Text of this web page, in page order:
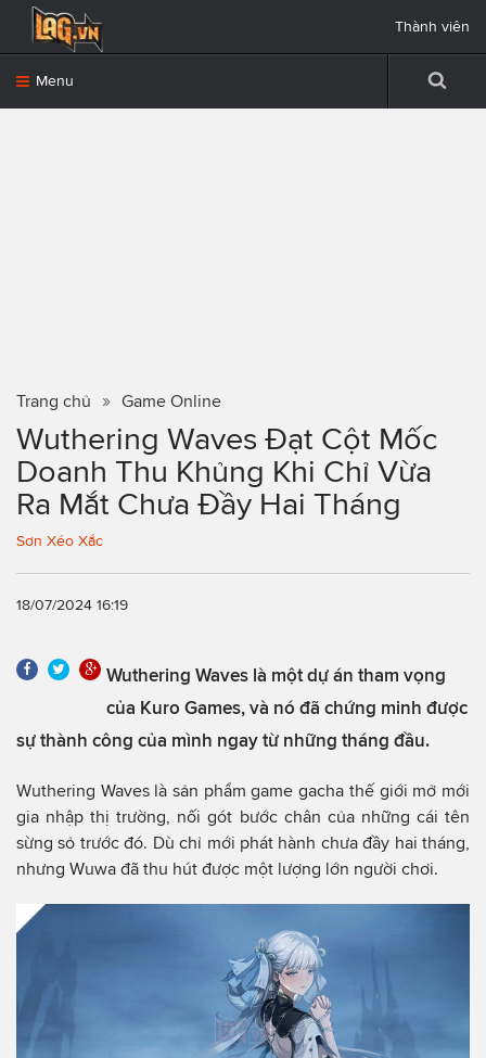
Menu
Thành viên
Trang chủ Game Online
Wuthering Waves Đạt Cột Mốc
Doanh Thu Khủng Khi Chỉ Vừa
Ra Mắt Chưa Đầy Hai Tháng
Sơn Xéo Xắc
18/07/2024 16:19
Wuthering Waves là một dự án tham vọng
của Kuro Games, và nó đã chứng minh được
sự thành công của mình ngay từ những tháng đầu.
Wuthering Waves là sản phẩm game gacha thế giới mở mới
gia nhập thị trường, nối gót bước chân của những cái tên
sừng sỏ trước đó. Dù chỉ mới phát hành chưa đầy hai tháng,
nhưng Wuwa đã thu hút được một lượng lớn người chơi.